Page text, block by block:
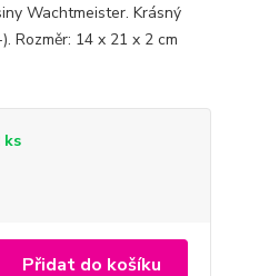
Wachtmeister. Krásný
Rozměr: 14 x 21 x 2 cm
ks
Přidat do košíku